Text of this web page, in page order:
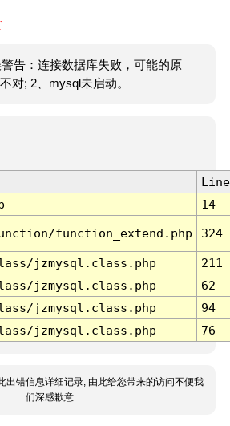
告：连接数据库失败，可能的原
对; 2、mysql未启动。
Line
14
function_extend.php 324
jzmysql.class.php
211
jzmysql.class.php
62
jzmysql.class.php
94
jzmysql.class.php 76
出错信息详细记录, 由此给您带来的访问不便我
们深感歉意.